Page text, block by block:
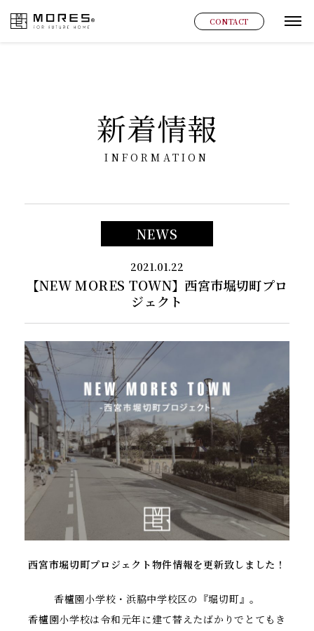
MORES CONTACT グ
新着情報
INFORMATION
NEWS
2021.01.22
【NEW MORES TOWN】西宮市堀切町プロ
ジェクト
西宮市堀切町プロジェクト物件情報を更新致しました！
香櫨園小学校・浜脇中学校区の『堀切町』。
香櫨園小学校は令和元年に建て替えたばかりでとてもき